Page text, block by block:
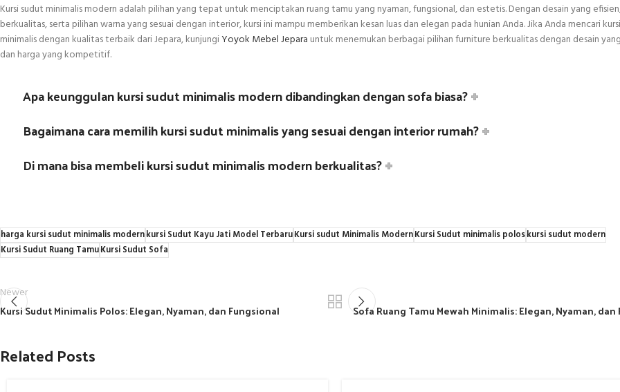
Kursi sudut minimalis modern adalah pilihan yang tepat untuk menciptakan ruang tamu yang nyaman, fungsional, dan estetis. Dengan desain yang
berkualitas, serta pilihan warna yang sesuai dengan interior, kursi ini mampu memberikan kesan luas dan elegan pada hunian Anda. Jika Anda mencari
minimalis dengan kualitas terbaik dari Jepara, kunjungiYoyok Mebel Jepara untuk menemukan berbagai pilihan furniture berkualitas dengan desain
dan harga yang kompetitif.
Apa keunggulan kursi sudut minimalis modern dibandingkan dengan sofa biasa?
Bagaimana cara memilih kursi sudut minimalis yang sesuai dengan interior rumah?
Di mana bisa membeli kursi sudut minimalis modern berkualitas?
harga kursi sudut minimalis modernkursi Sudut Kayu Jati Model TerbaruKursi sudut Minimalis ModernKursi Sudut minimalis poloskursi sudut modern
Kursi Sudut Ruang TamuKursi Sudut Sofa
Newer
Kursi Sudut Minimalis Polos: Elegan, Nyaman, dan Fungsional Sofa Ruang Tamu Mewah Minimalis: Elegan, Nyaman,
Related Posts